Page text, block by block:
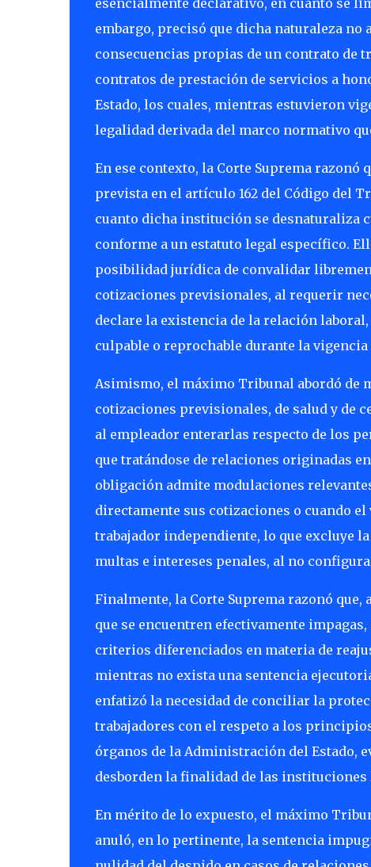
esencialmente declarativo, en cuanto se
embargo, precisó que dicha naturaleza no
consecuencias propias de un contrato de
contratos de prestación de servicios a
Estado, los cuales, mientras estuvieron
legalidad derivada del marco normativo
En ese contexto, la Corte Suprema
prevista en el artículo 162 del Código del
cuanto dicha institución se desnaturaliza
conforme a un estatuto legal específico.
posibilidad jurídica de convalidar
cotizaciones previsionales, al requerir
declare la existencia de la relación
culpable o reprochable durante la
Asimismo, el máximo Tribunal abordó de
cotizaciones previsionales, de salud y de
al empleador enterarlas respecto de los
que tratándose de relaciones originadas
obligación admite modulaciones
directamente sus cotizaciones o cuando
trabajador independiente, lo que excluye
multas e intereses penales, al no
Finalmente, la Corte Suprema razonó
que se encuentren efectivamente
criterios diferenciados en materia de
mientras no exista una sentencia
enfatizó la necesidad de conciliar la
trabajadores con el respeto a los
órganos de la Administración del Estado,
desborden la finalidad de las instituciones
En mérito de lo expuesto, el máximo
anuló, en lo pertinente, la sentencia